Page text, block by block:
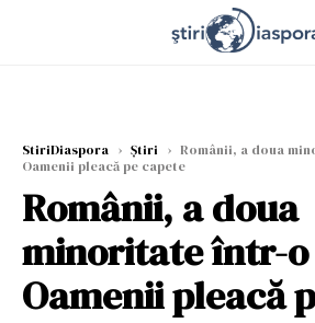
StiriDiaspora › Știri › Românii, a doua
Oamenii pleacă pe capete
Românii, a doua
minoritate într-
Oamenii pleacă